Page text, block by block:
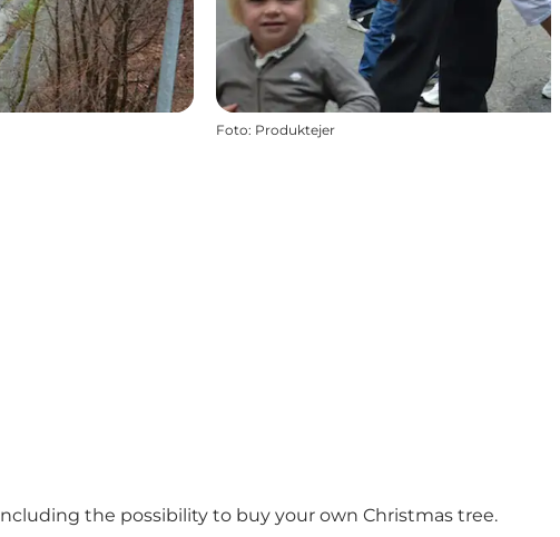
Foto: Produktejer
the possibility to buy your own Christmas tree.